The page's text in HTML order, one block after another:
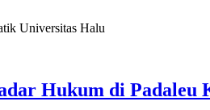
Universitas Halu
Hukum di Padaleu